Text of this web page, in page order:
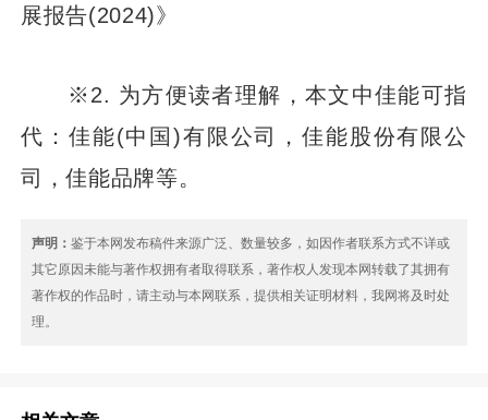
展报告(2024)》
※2. 为方便读者理解，本文中佳能可指
代：佳能(中国)有限公司，佳能股份有限公
司，佳能品牌等。
声明：鉴于本网发布稿件来源广泛、数量较多，如因作者联系方式不详或
其它原因未能与著作权拥有者取得联系，著作权人发现本网转载了其拥有
著作权的作品时，请主动与本网联系，提供相关证明材料，我网将及时处
理。